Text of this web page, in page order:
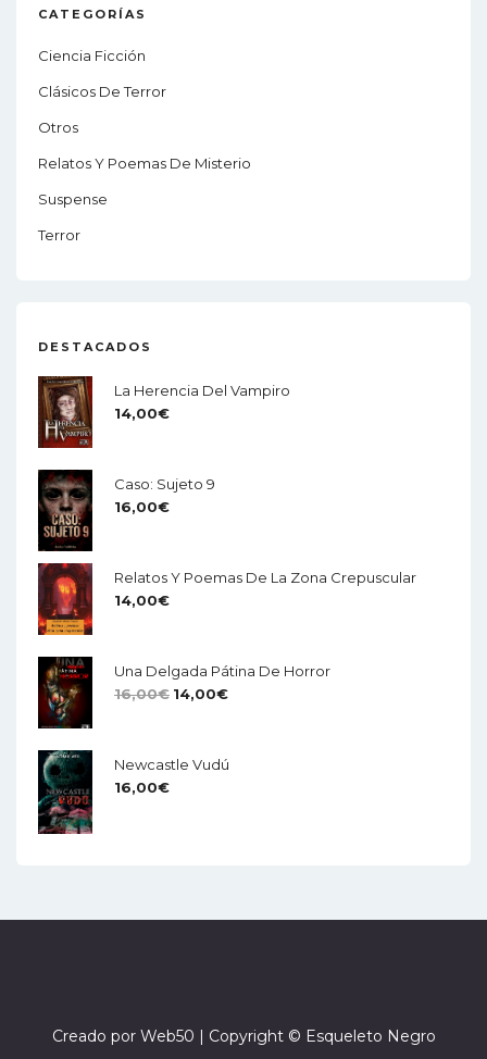
CATEGORÍAS
Ciencia Ficción
Clásicos De Terror
Otros
Relatos Y Poemas De Misterio
Suspense
Terror
DESTACADOS
La Herencia Del Vampiro
14,00€
Caso: Sujeto 9
16,00€
Relatos Y Poemas De La Zona Crepuscular
14,00€
Una Delgada Pátina De Horror
16,00€ El
Era:
14,00€El
Es:
Newcastle Vudú
16,00€
Creado por Web50 | Copyright © Esqueleto Negro